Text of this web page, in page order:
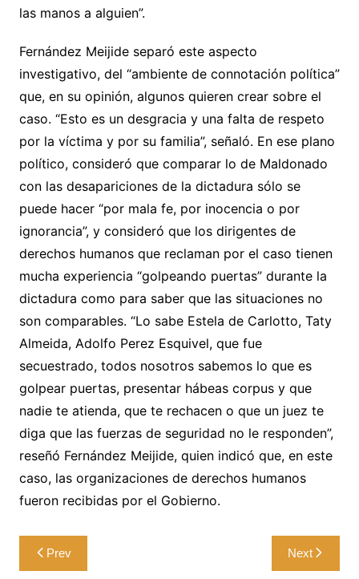
las manos a alguien”.
Fernández Meijide separó este aspecto
investigativo, del “ambiente de connotación política”
que, en su opinión, algunos quieren crear sobre el
caso. “Esto es un desgracia y una falta de respeto
por la víctima y por su familia”, señaló. En ese plano
político, consideró que comparar lo de Maldonado
con las desapariciones de la dictadura sólo se
puede hacer “por mala fe, por inocencia o por
ignorancia”, y consideró que los dirigentes de
derechos humanos que reclaman por el caso tienen
mucha experiencia “golpeando puertas” durante la
dictadura como para saber que las situaciones no
son comparables. “Lo sabe Estela de Carlotto, Taty
Almeida, Adolfo Perez Esquivel, que fue
secuestrado, todos nosotros sabemos lo que es
golpear puertas, presentar hábeas corpus y que
nadie te atienda, que te rechacen o que un juez te
diga que las fuerzas de seguridad no le responden”,
reseñó Fernández Meijide, quien indicó que, en este
caso, las organizaciones de derechos humanos
fueron recibidas por el Gobierno.
Navegación
de
Prev Next